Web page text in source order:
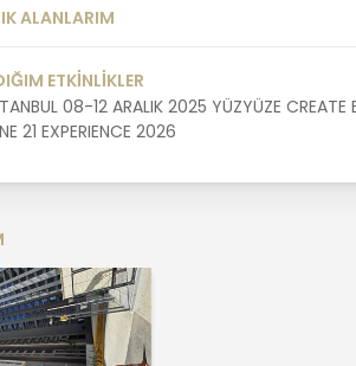
ALANLARIM
ETKİNLİKLER
08-12 ARALIK 2025 YÜZYÜZE
21 EXPERIENCE 2026